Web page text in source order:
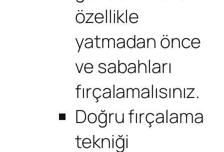
özellikle
yatmadan önce
ve sabahları
fırçalamalısınız.
Doğru fırçalama
tekniği